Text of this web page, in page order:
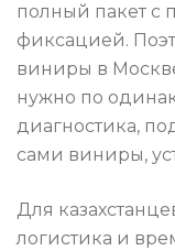
полный пакет с
фиксацией.
виниры в
нужно по
диагностика,
сами виниры,
Для
логистика и